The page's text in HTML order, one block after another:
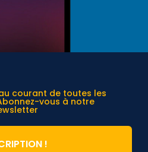
courant de toutes les
vous à notre
!